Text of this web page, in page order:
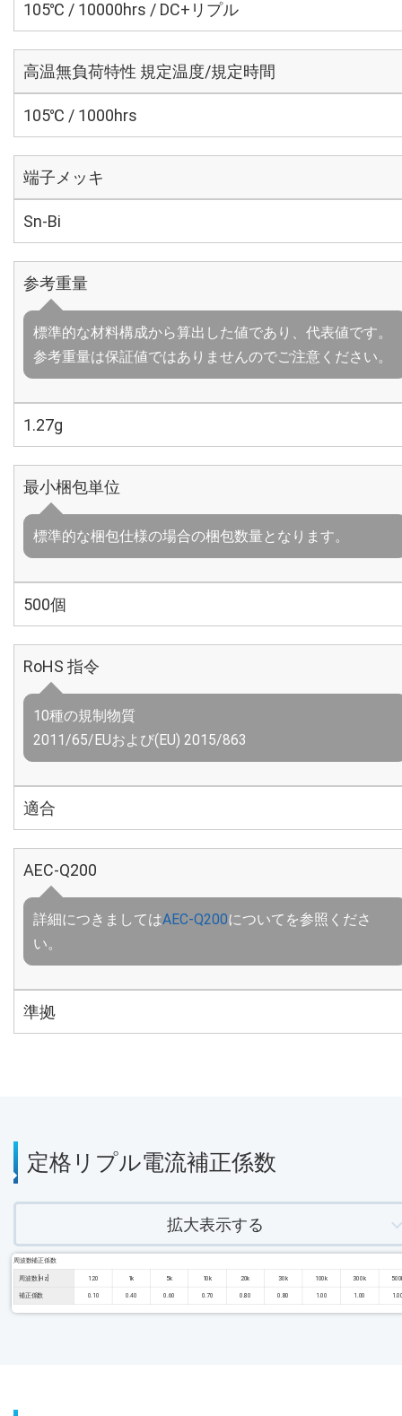
105℃ / 10000hrs / DC+リプル
高温無負荷特性 規定温度/規定時間
105℃ / 1000hrs
端子メッキ
Sn-Bi
参考重量
標準的な材料構成から算出した値であり、代表値です。
参考重量は保証値ではありませんのでご注意ください。
1.27g
最小梱包単位
標準的な梱包仕様の場合の梱包数量となります。
500個
RoHS 指令
10種の規制物質
2011/65/EUおよび(EU) 2015/863
適合
AEC-Q200
詳細につきましてはAEC-Q200についてを参照くださ
い。
準拠
定格リプル電流補正係数
拡大表示する
周波数補正係数
周波数 [Hz] 120 1k 5k 10k 20k 30k 100k 300k
補正係数 0.10 0.40 0.60 0.70 0.80 0.80 1.00 1.00